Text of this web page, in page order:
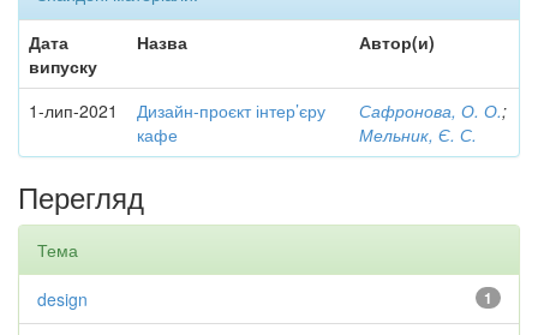
Дата
випуску
Назва Автор(и)
1-лип-2021
Дизайн-проєкт інтер’єру
кафе
Сафронова, О. О.;
Мельник, Є. С.
Перегляд
Тема
1
design